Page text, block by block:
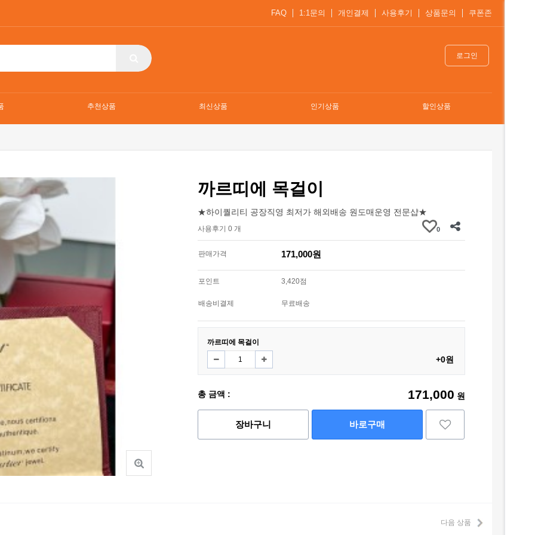
FAQ 1:1문의 개인결제 사용후기 상품문의 쿠폰존
로그인
추천상품 최신상품 인기상품 할인상품
까르띠에 목걸이
★하이퀄리티 공장직영 최저가 해외배송 원도매운영 전문샵★
사용후기 0 개 0
판매가격 171,000원
포인트 3,420점
배송비결제 무료배송
까르띠에 목걸이
+0원
총 금액 : 171,000 원
장바구니 바로구매
다음 상품